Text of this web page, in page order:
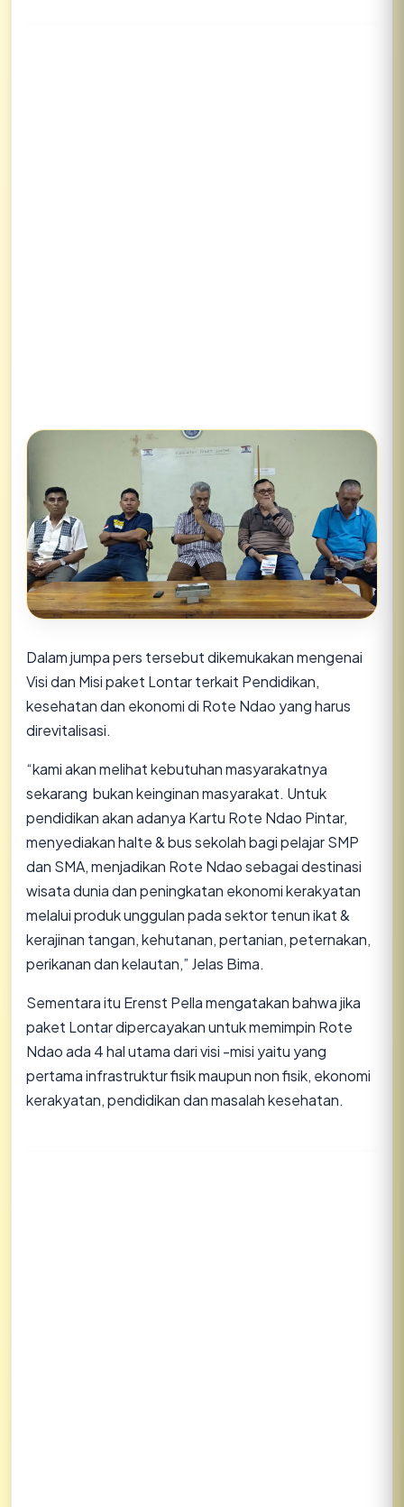
Dalam jumpa pers tersebut dikemukakan mengenai
Visi dan Misi paket Lontar terkait Pendidikan,
kesehatan dan ekonomi di Rote Ndao yang harus
direvitalisasi.
“kami akan melihat kebutuhan masyarakatnya
sekarang bukan keinginan masyarakat. Untuk
pendidikan akan adanya Kartu Rote Ndao Pintar,
menyediakan halte & bus sekolah bagi pelajar SMP
dan SMA, menjadikan Rote Ndao sebagai destinasi
wisata dunia dan peningkatan ekonomi kerakyatan
melalui produk unggulan pada sektor tenun ikat &
kerajinan tangan, kehutanan, pertanian, peternakan,
perikanan dan kelautan,” Jelas Bima.
Sementara itu Erenst Pella mengatakan bahwa jika
paket Lontar dipercayakan untuk memimpin Rote
Ndao ada 4 hal utama dari visi -misi yaitu yang
pertama infrastruktur fisik maupun non fisik, ekonomi
kerakyatan, pendidikan dan masalah kesehatan.